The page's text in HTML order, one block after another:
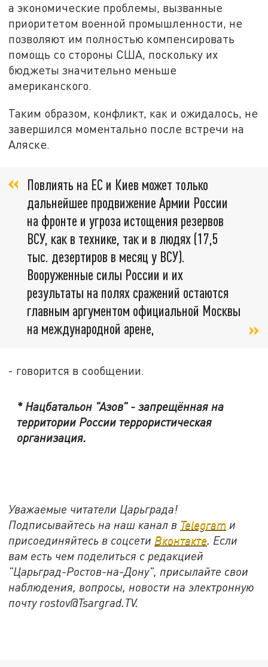
а экономические проблемы, вызванные
приоритетом военной промышленности, не
позволяют им полностью компенсировать
помощь со стороны США, поскольку их
бюджеты значительно меньше
американского.
Таким образом, конфликт, как и ожидалось, не
завершился моментально после встречи на
Аляске.
Повлиять на ЕС и Киев может только
дальнейшее продвижение Армии России
на фронте и угроза истощения резервов
ВСУ, как в технике, так и в людях (17,5
тыс. дезертиров в месяц у ВСУ).
Вооруженные силы России и их
результаты на полях сражений остаются
главным аргументом официальной Москвы
на международной арене,
- говорится в сообщении.
* Нацбатальон "Азов" - запрещённая на
территории России террористическая
организация.
Уважаемые читатели Царьграда!
Подписывайтесь на наш канал в Telegram и
присоединяйтесь в соцсети Вконтакте. Если
вам есть чем поделиться с редакцией
"Царьград-Ростов-на-Дону", присылайте свои
наблюдения, вопросы, новости на электронную
почту rostov@Tsargrad.ТV.